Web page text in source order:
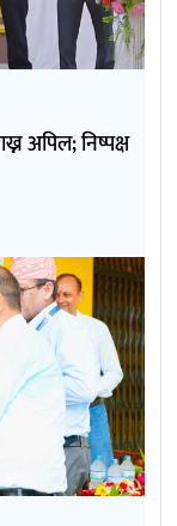
अपिल; निष्पक्ष